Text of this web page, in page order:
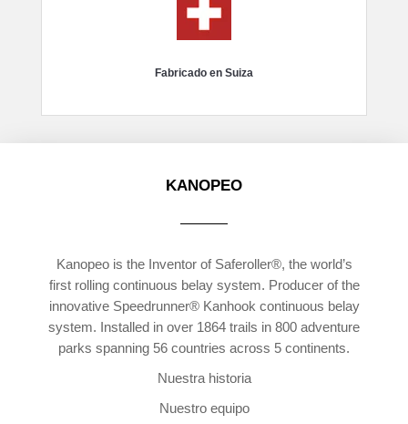
Fabricado en Suiza
KANOPEO
Kanopeo is the Inventor of Saferoller®, the world’s
first rolling continuous belay system. Producer of the
innovative Speedrunner® Kanhook continuous belay
system. Installed in over 1864 trails in 800 adventure
parks spanning 56 countries across 5 continents.
Nuestra historia
Nuestro equipo